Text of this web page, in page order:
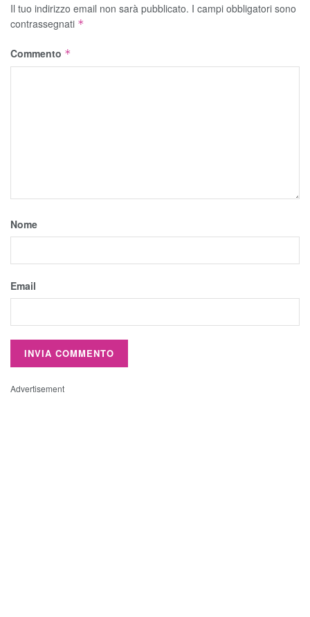
Il tuo indirizzo email non sarà pubblicato. I campi obbligatori sono
contrassegnati *
Commento *
Nome
Email
Advertisement